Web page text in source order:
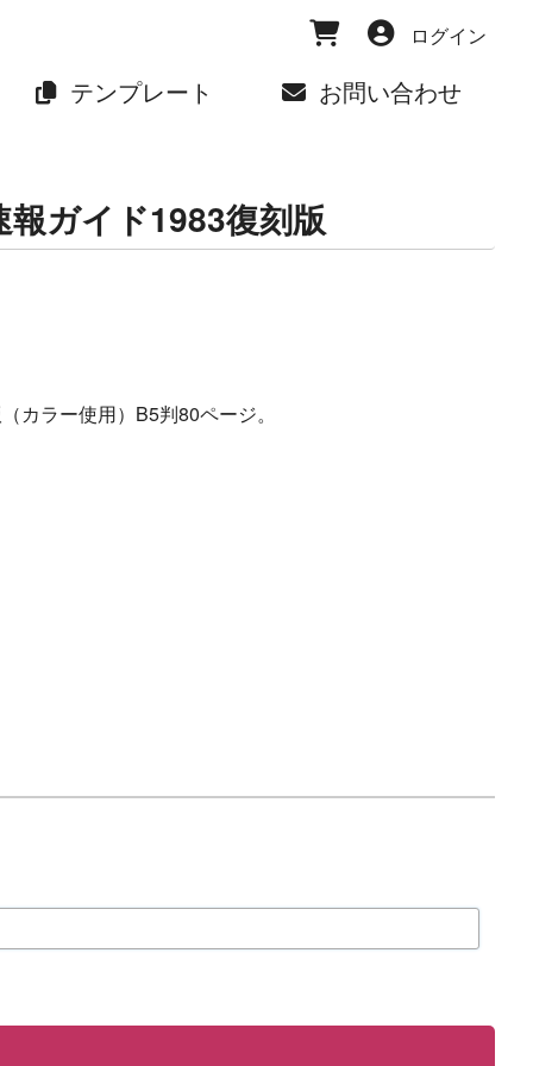
ログイン
テンプレート お問い合わせ
ガイド1983復刻版
ラー使用）B5判80ページ。